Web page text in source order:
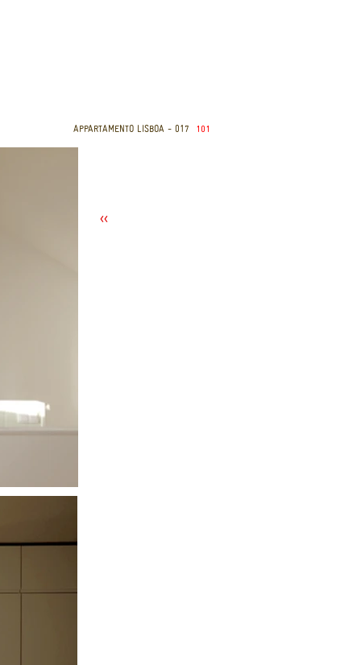
APPARTAMENTO LISBOA - 017 101
<<